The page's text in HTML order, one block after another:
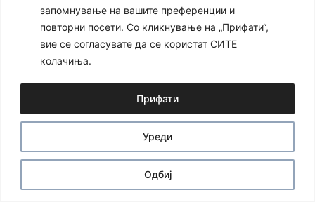
запомнување на вашите преференции и
повторни посети. Со кликнување на „Прифати“,
вие се согласувате да се користат СИТЕ
колачиња.
Уреди
Одбиј
Прифати